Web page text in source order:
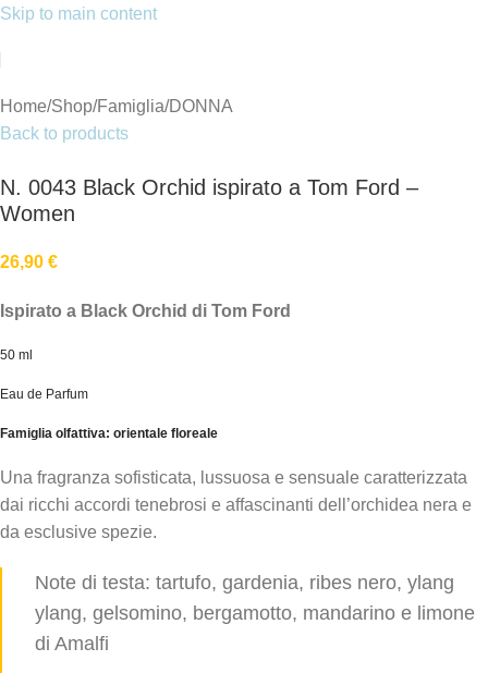
Skip to main content
Home/Shop/Famiglia/DONNA
Back to products
N. 0043 Black Orchid ispirato a Tom Ford –
Women
26,90 €
Ispirato a Black Orchid di Tom Ford
50 ml
Eau de Parfum
Famiglia olfattiva: orientale floreale
Una fragranza sofisticata, lussuosa e sensuale caratterizzata
dai ricchi accordi tenebrosi e affascinanti dell’orchidea nera e
da esclusive spezie.
Note di testa: tartufo, gardenia, ribes nero, ylang
ylang, gelsomino, bergamotto, mandarino e limone
di Amalfi